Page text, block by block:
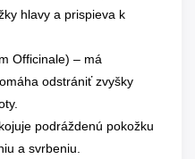
hlavy a prispieva k
Officinale) – má
odstrániť zvyšky
podráždenú pokožku
a svrbeniu.